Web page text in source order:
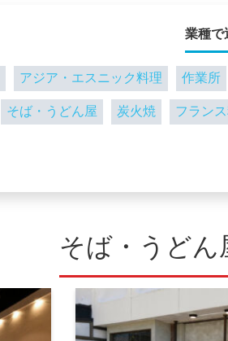
業種で
アジア・エスニック料理 作業所
そば・うどん屋 炭火焼 フラン
そば・うどん